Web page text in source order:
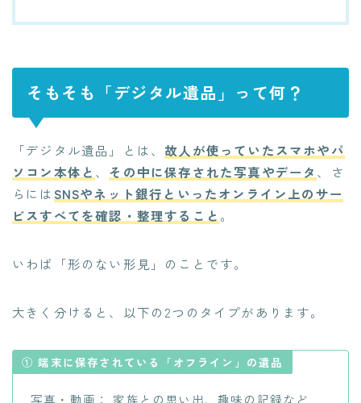
そもそも「デジタル遺品」って何？
「デジタル遺品」とは、 故人が使っていたスマホやパ
ソコン本体と 、 その中に保存された写真やデータ 、さ
らにはSNSやネット銀行といったオンライン上のサー
ビスすべてを確認・整理すること 。
いわば「形のない形見」のことです。
大きく分けると、以下の2つのタイプがあります。
① 端末に保存されている「オフライン」の遺品